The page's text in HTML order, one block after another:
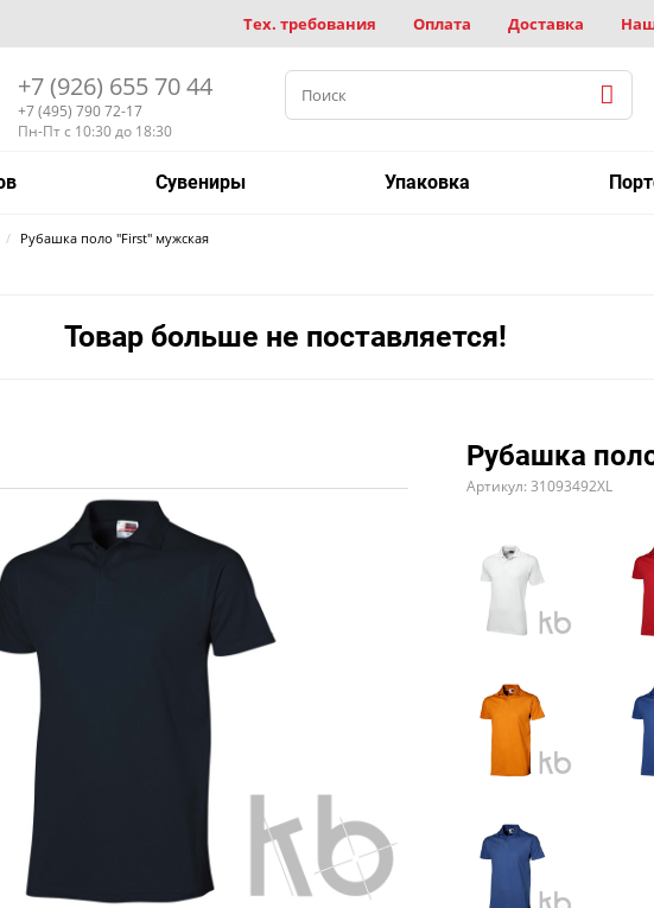
Тех. требования Оплата Доставка
+7 (926) 655 70 44
+7 (495) 790 72-17
Пн-Пт с 10:30 до 18:30
Сувениры Упаковка
Рубашка поло "First" мужская
Товар больше не поставляется!
Рубашка
Артикул: 31093492XL